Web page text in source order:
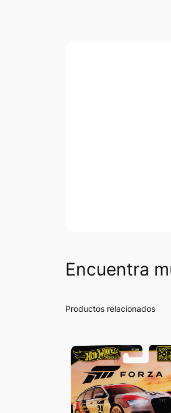
Encuentra
Productos relacionados